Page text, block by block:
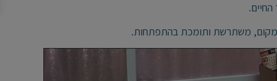
מקום, משתרשת ותומכת בהתפתחות.